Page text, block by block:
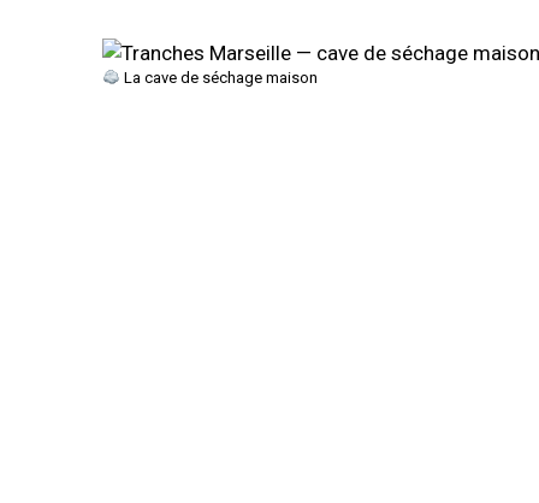
La cave de séchage maison